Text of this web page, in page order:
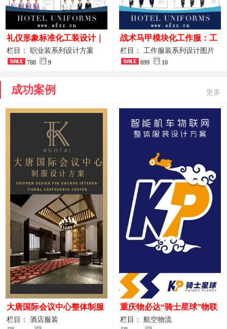
礼仪形象标准化工装设计｜
高端服务业仪态塑造专属职
业装系列
栏目： 职业装系列设计方案
788 9
战术马甲模块化工作服：工
程巡检与设备调试岗位的多
功能收纳设计
栏目： 工作服装系列设计图片
699 10
成功案例 更多
大唐国际会议中心整体制服
设计案例
栏目： 酒店服装
重庆物必达“骑士星球”物联
网派送人员服装设计案例
栏目： 航空物流